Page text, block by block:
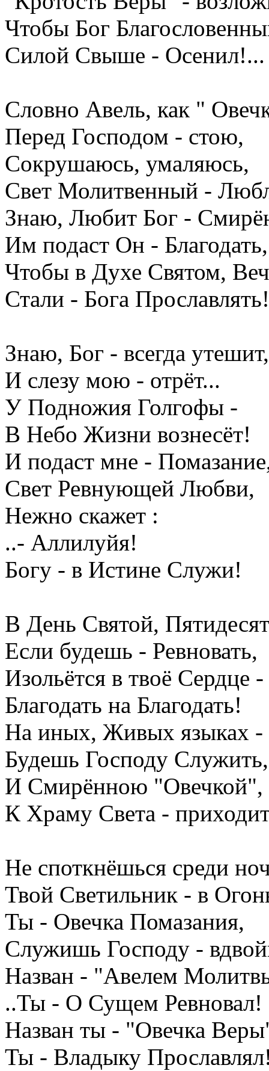
Чтобы Бог
Силой Свыше - Осенил!...
Словно Авель, как "
Перед Господом - стою,
Сокрушаюсь, умаляюсь,
Свет Молитвенный -
Знаю, Любит Бог -
Им подаст Он - Благодать,
Чтобы в Духе Святом,
Стали - Бога
Знаю, Бог - всегда утешит,
И слезу мою - отрёт...
У Подножия Голгофы -
В Небо Жизни вознесёт!
И подаст мне -
Свет Ревнующей Любви,
Нежно скажет :
..- Аллилуйя!
Богу - в Истине Служи!
В День Святой,
Если будешь - Ревновать,
Изольётся в твоё Сердце -
Благодать на Благодать!
На иных, Живых языках -
Будешь Господу Служить,
И Смирённою "Овечкой",
К Храму Света -
Не споткнёшься среди
Твой Светильник - в
Ты - Овечка Помазания,
Служишь Господу -
Назван - "Авелем
..Ты - О Сущем Ревновал!
Назван ты - "Овечка
Ты - Владыку